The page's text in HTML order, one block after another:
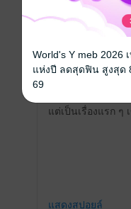
สนุกค่ะมีปม คุณไ
แรก ๆ เขียนลื่นไห
พยายามอ่าน
แต่เป็นเรื่องแรก ๆ
แสดงสปอยล์
World's Y meb 2026
แห่งปี ลดสุดฟิน สูงสุด
69